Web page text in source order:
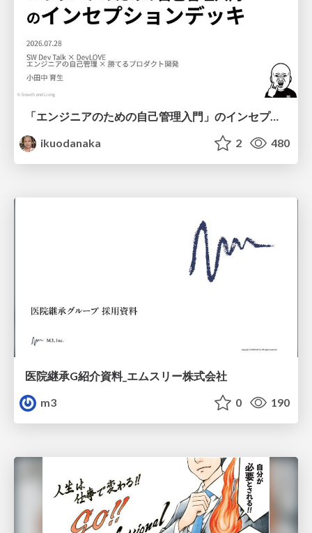
「エンジニアのための自己管理入門」のインセプションデッキ/Inception Deck of Self-Management beginner's guide book
ikuodanaka
2 480
医院継承G紹介資料_エムスリー株式会社
m3
0 190